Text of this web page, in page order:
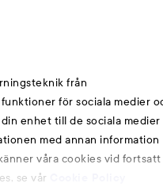
från
för sociala medier
enhet till de sociala medier
med annan information
våra cookies vid fortsatt
se vår